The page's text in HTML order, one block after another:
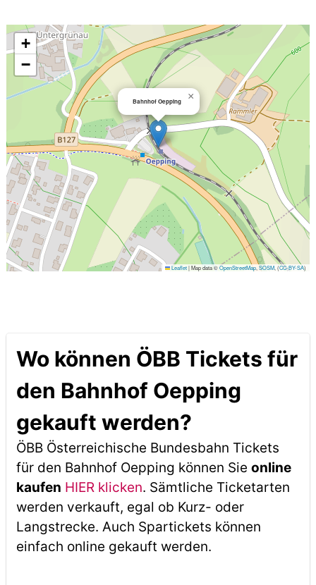
Bahnhof Oepping ×
+
−
Leaflet|Map data ©OpenStreetMap ,SOSM , (CC-BY-SA)
Wo können ÖBB Tickets für
den Bahnhof Oepping
gekauft werden?
ÖBB Österreichische Bundesbahn Tickets
für den Bahnhof Oepping können Sie online
kaufen HIER klicken. Sämtliche Ticketarten
werden verkauft, egal ob Kurz- oder
Langstrecke. Auch Spartickets können
einfach online gekauft werden.